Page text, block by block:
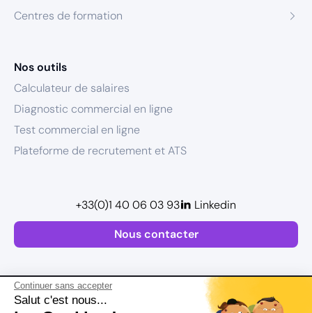
Continuer sans accepter
Salut c'est nous...
Centres de formation
Nos outils
Calculateur de salaires
Diagnostic commercial en ligne
Test commercial en ligne
Plateforme de recrutement et ATS
Nous contacter
+33(0)1 40 06 03 93 Linkedin